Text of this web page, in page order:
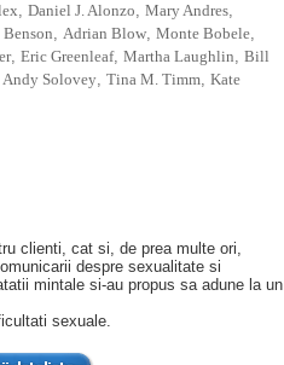
, Daniel J. Alonzo, Mary Andres,
, Adrian Blow, Monte Bobele,
, Eric Greenleaf, Martha Laughlin, Bill
Andy Solovey, Tina M. Timm, Kate
clienti, cat si, de prea multe ori,
despre sexualitate si
mintale si-au propus sa adune la un
sexuale.